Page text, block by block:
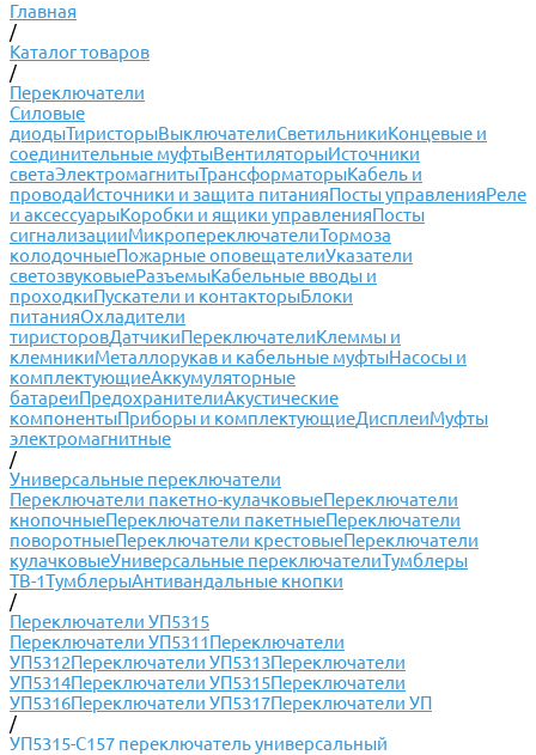
Главная
/
Каталог товаров
/
Переключатели
Силовые
диодыТиристорыВыключателиСветильникиКонцевые и
соединительные муфтыВентиляторыИсточники
светаЭлектромагнитыТрансформаторыКабель и
проводаИсточники и защита питанияПосты управленияРеле
и аксессуарыКоробки и ящики управленияПосты
сигнализацииМикропереключателиТормоза
колодочныеПожарные оповещателиУказатели
светозвуковыеРазъемыКабельные вводы и
проходкиПускатели и контакторыБлоки
питанияОхладители
тиристоровДатчикиПереключателиКлеммы и
клемникиМеталлорукав и кабельные муфтыНасосы и
комплектующиеАккумуляторные
батареиПредохранителиАкустические
компонентыПриборы и комплектующиеДисплеиМуфты
электромагнитные
/
Универсальные переключатели
Переключатели пакетно-кулачковыеПереключатели
кнопочныеПереключатели пакетныеПереключатели
поворотныеПереключатели крестовыеПереключатели
кулачковыеУниверсальные переключателиТумблеры
ТВ-1ТумблерыАнтивандальные кнопки
/
Переключатели УП5315
Переключатели УП5311Переключатели
УП5312Переключатели УП5313Переключатели
УП5314Переключатели УП5315Переключатели
УП5316Переключатели УП5317Переключатели УП
/
УП5315-С157 переключатель универсальный